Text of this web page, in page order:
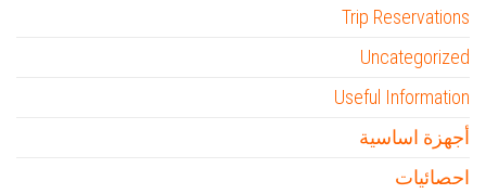
Trip Reservations
Uncategorized
Useful Information
أجهزة اساسية
احصائيات